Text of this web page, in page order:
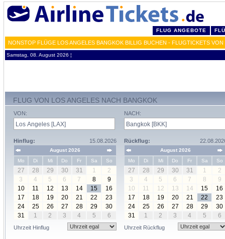
FLUG ANGEBOTE
NONSTOP FLÜGE LOS ANGELES BANGKOK BILLIG BUCHEN - FLUGTICKETS VON
Samstag, 08. August 2026 ¦
FLUG VON LOS ANGELES NACH BANGKOK
VON:
Hinflug: 15.08.2026
August 2026
Mo
Di Mi Do Fr Sa So
27 28 29 30 31 1
2
3
4 5 6 7 8
9
10
11 12 13 14 15
16
17
18 19 20 21 22
23
24
25 26 27 28 29
30
31
1 2 3 4 5 6
Uhrzeit Hinflug
NACH:
Rückflug:
August 2026
Mo
Di Mi Do Fr Sa So
27 28 29 30 31 1
2
3
4 5 6 7 8
9
10
11 12 13 14 15
16
17
18 19 20 21 22
23
24
25 26 27 28 29
30
31
1 2 3 4 5 6
Uhrzeit Rückflug